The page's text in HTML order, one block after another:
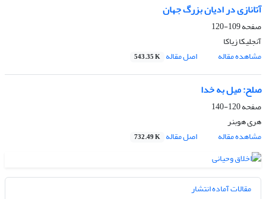
آتانازی در ادیان بزرگ جهان
صفحه109-120
آنجلیکا زیاکا
مشاهده مقاله
اصل مقاله 543.35 K
صلح: میل به خدا
صفحه120-140
هری هوبنر
مشاهده مقاله
اصل مقاله 732.49 K
مقالات آماده انتشار